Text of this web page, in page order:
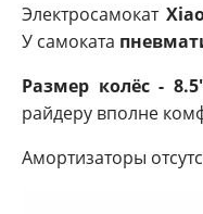
Электросамокат
У самоката
Размер колёс -
райдеру вполне
Амортизаторы